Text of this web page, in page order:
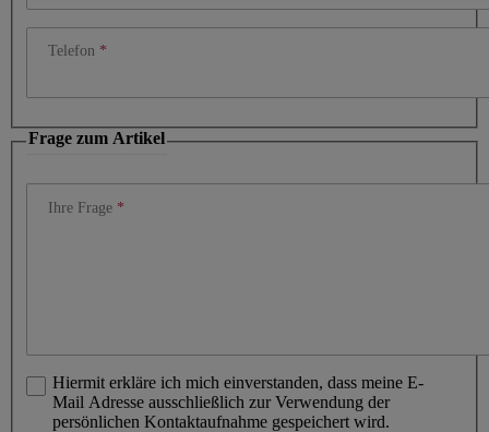
Telefon
Frage zum Artikel
Ihre Frage
Hiermit erkläre ich mich einverstanden, dass meine E-
Mail Adresse ausschließlich zur Verwendung der
persönlichen Kontaktaufnahme gespeichert wird.